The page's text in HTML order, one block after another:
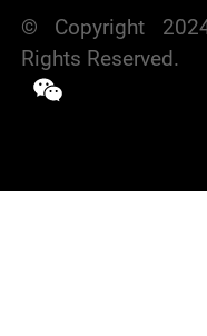
© Copyright
Rights Reserved.